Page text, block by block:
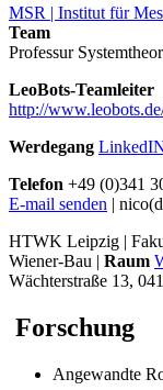
MSR | Institut für
Team
Professur
LeoBots-Teamleiter
http://
Werdegang
Telefon +49 (0)341
E-mail senden |
HTWK Leipzig |
Wiener-Bau | Raum
Wächterstraße 13,
Forschung
Angewandte